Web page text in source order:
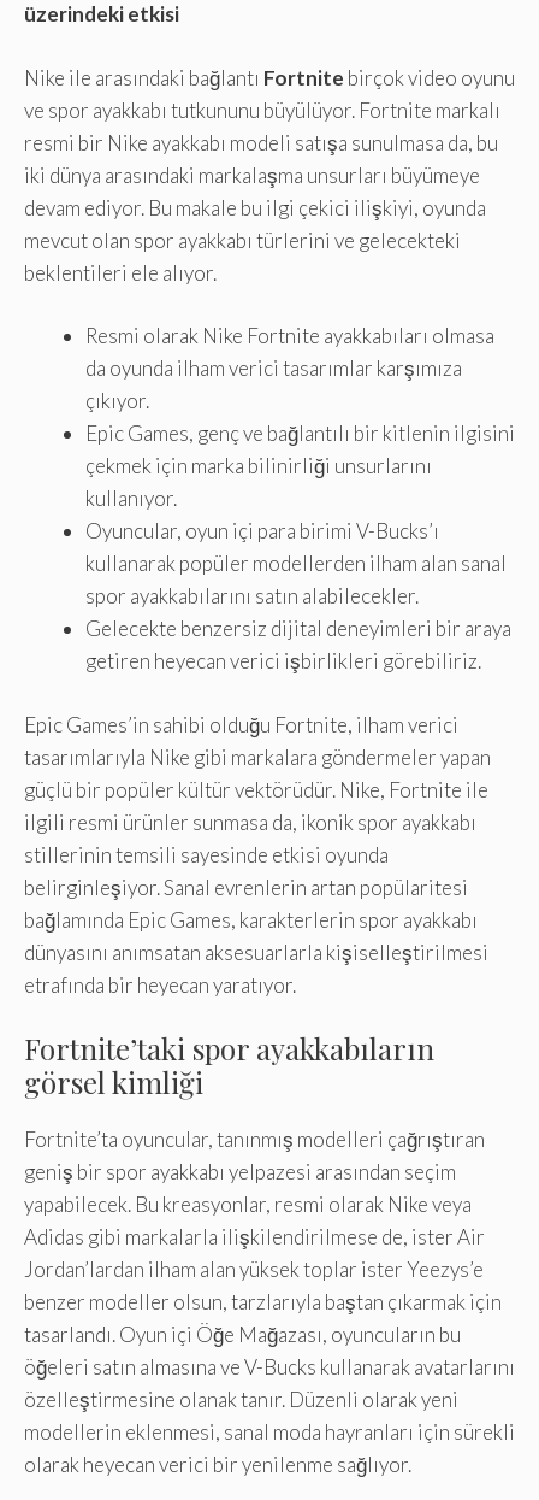
üzerindeki etkisi
Nike ile arasındaki bağlantı Fortnite birçok video oyunu
ve spor ayakkabı tutkununu büyülüyor. Fortnite markalı
resmi bir Nike ayakkabı modeli satışa sunulmasa da, bu
iki dünya arasındaki markalaşma unsurları büyümeye
devam ediyor. Bu makale bu ilgi çekici ilişkiyi, oyunda
mevcut olan spor ayakkabı türlerini ve gelecekteki
beklentileri ele alıyor.
Resmi olarak Nike Fortnite ayakkabıları olmasa
da oyunda ilham verici tasarımlar karşımıza
çıkıyor.
Epic Games, genç ve bağlantılı bir kitlenin ilgisini
çekmek için marka bilinirliği unsurlarını
kullanıyor.
Oyuncular, oyun içi para birimi V-Bucks’ı
kullanarak popüler modellerden ilham alan sanal
spor ayakkabılarını satın alabilecekler.
Gelecekte benzersiz dijital deneyimleri bir araya
getiren heyecan verici işbirlikleri görebiliriz.
Epic Games’in sahibi olduğu Fortnite, ilham verici
tasarımlarıyla Nike gibi markalara göndermeler yapan
güçlü bir popüler kültür vektörüdür. Nike, Fortnite ile
ilgili resmi ürünler sunmasa da, ikonik spor ayakkabı
stillerinin temsili sayesinde etkisi oyunda
belirginleşiyor. Sanal evrenlerin artan popülaritesi
bağlamında Epic Games, karakterlerin spor ayakkabı
dünyasını anımsatan aksesuarlarla kişiselleştirilmesi
etrafında bir heyecan yaratıyor.
Fortnite’taki spor ayakkabıların
görsel kimliği
Fortnite’ta oyuncular, tanınmış modelleri çağrıştıran
geniş bir spor ayakkabı yelpazesi arasından seçim
yapabilecek. Bu kreasyonlar, resmi olarak Nike veya
Adidas gibi markalarla ilişkilendirilmese de, ister Air
Jordan’lardan ilham alan yüksek toplar ister Yeezys’e
benzer modeller olsun, tarzlarıyla baştan çıkarmak için
tasarlandı. Oyun içi Öğe Mağazası, oyuncuların bu
öğeleri satın almasına ve V-Bucks kullanarak avatarlarını
özelleştirmesine olanak tanır. Düzenli olarak yeni
modellerin eklenmesi, sanal moda hayranları için sürekli
olarak heyecan verici bir yenilenme sağlıyor.